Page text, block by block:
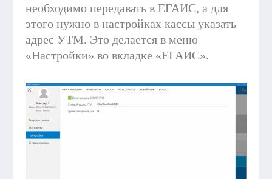
необходимо передавать в ЕГАИС, а для
этого нужно в настройках кассы указать
адрес УТМ. Это делается в меню
«Настройки» во вкладке «ЕГАИС».